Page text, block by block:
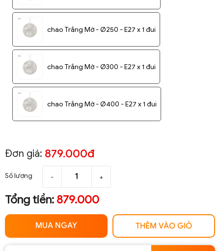
chao Trắng Mờ - Ø250 - E27 x 1 đui
chao Trắng Mờ - Ø300 - E27 x 1 đui
chao Trắng Mờ - Ø400 - E27 x 1 đui
Đơn giá: 879.000đ
Số lượng - +
Tổng tiền: 879.000
MUA NGAY THÊM VÀO GIỎ